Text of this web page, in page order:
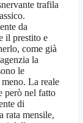
trafila
da
il prestito e
come già
la
le
La reale
però nel fatto
di
rata mensile,